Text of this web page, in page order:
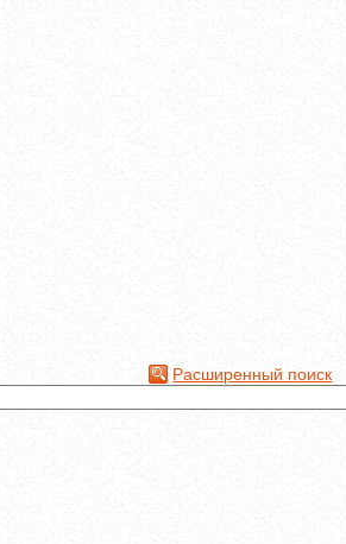
Расширенный поиск